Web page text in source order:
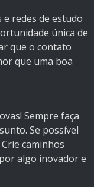
redes de estudo
única de
que o contato
que uma boa
Sempre faça
Se possível
caminhos
algo inovador e